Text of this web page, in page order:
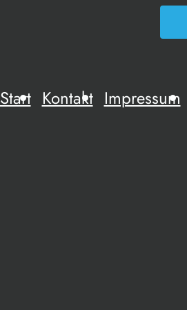
Start Kontakt Impressum